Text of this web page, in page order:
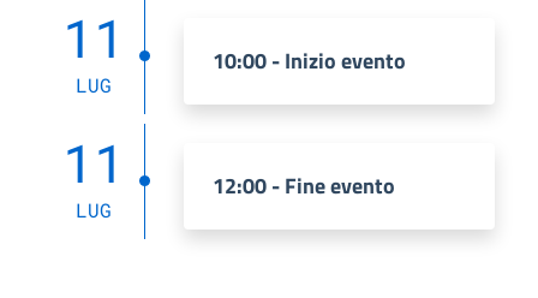
11
LUG
10:00 - Inizio evento
11
LUG
12:00 - Fine evento